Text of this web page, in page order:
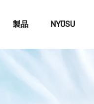
製品 NYŪSU